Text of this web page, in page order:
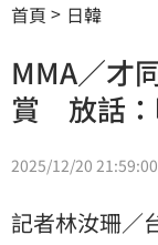
首頁 日韓
MMA／才
賞 放話：
2025/12/20 21:59:00
記者林汝珊／